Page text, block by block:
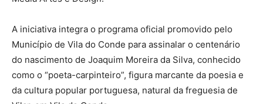
A iniciativa integra o programa oficial promovido pelo
Município de Vila do Conde para assinalar o centenário
do nascimento de Joaquim Moreira da Silva, conhecido
como o “poeta-carpinteiro”, figura marcante da poesia e
da cultura popular portuguesa, natural da freguesia de